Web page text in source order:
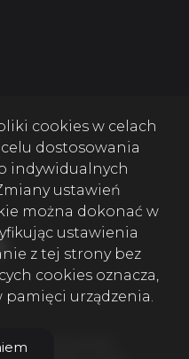
SZCZECIN © 2026
cookies w celach
dostosowania
indywidualnych
ustawień
można dokonać w
ustawienia
z tej strony bez
cookies oznacza,
urządzenia.